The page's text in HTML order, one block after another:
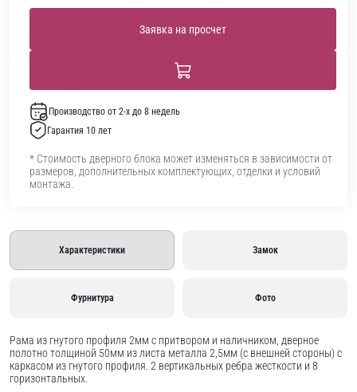
Заявка на просчет
Производство от 2-х до 8 недель
Гарантия 10 лет
* Стоимость дверного блока может изменяться в зависимости от
размеров, дополнительных комплектующих, отделки и условий
монтажа.
Характеристики Замок
Фурнитура Фото
Рама из гнутого профиля 2мм с притвором и наличником, дверное
полотно толщиной 50мм из листа металла 2,5мм (с внешней стороны) c
каркасом из гнутого профиля. 2 вертикальных ребра жесткости и 8
горизонтальных.